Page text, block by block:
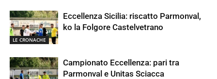
LE CRONACHE
Eccellenza Sicilia: riscatto Parmonval,
ko la Folgore Castelvetrano
Campionato Eccellenza: pari tra
Parmonval e Unitas Sciacca